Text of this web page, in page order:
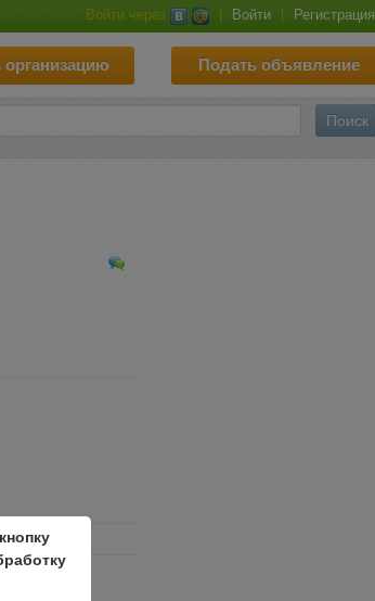
Войти через Войти Регистрация
Подать объявление